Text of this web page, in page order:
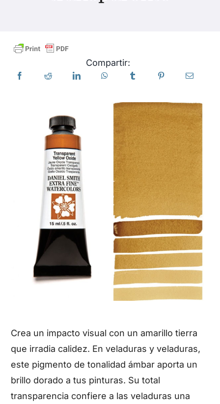
Encuentra un minorista
Contáctanos
Compartir:
Crea un impacto visual con un amarillo tierra
que irradia calidez. En veladuras y veladuras,
este pigmento de tonalidad ámbar aporta un
brillo dorado a tus pinturas. Su total
transparencia confiere a las veladuras una